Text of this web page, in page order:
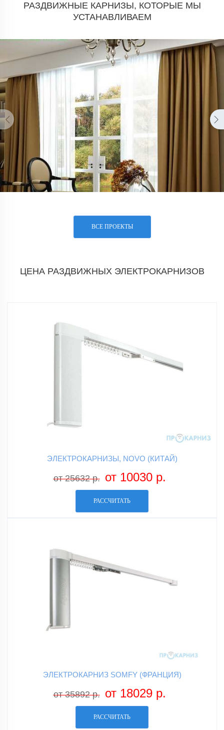
РАЗДВИЖНЫЕ КАРНИЗЫ, КОТОРЫЕ МЫ
УСТАНАВЛИВАЕМ
ВСЕ ПРОЕКТЫ
ЦЕНА РАЗДВИЖНЫХ ЭЛЕКТРОКАРНИЗОВ
ЭЛЕКТРОКАРНИЗЫ, NOVO (КИТАЙ)
от 25632 р. от 10030 р.
РАССЧИТАТЬ
ЭЛЕКТРОКАРНИЗ SOMFY (ФРАНЦИЯ)
от 35892 р. от 18029 р.
РАССЧИТАТЬ